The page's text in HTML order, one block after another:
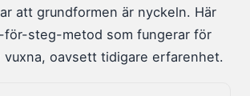
att grundformen är nyckeln. Här
steg-metod som fungerar för
vuxna, oavsett tidigare erfarenhet.